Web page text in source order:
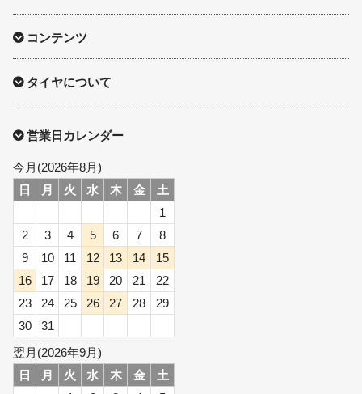
コンテンツ
タイヤについて
営業日カレンダー
今月(2026年8月)
日
月 火 水 木 金
土
1
2
3 4 5 6 7
8
9
10 11 12 13 14
15
16
17 18 19 20 21
22
23
24 25 26 27 28
29
30
31
翌月(2026年9月)
日
月 火 水 木 金
土